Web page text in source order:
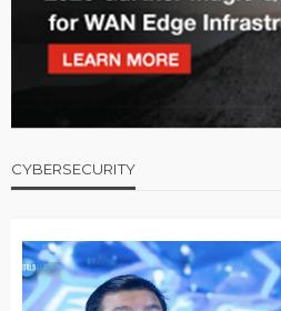
CYBERSECURITY